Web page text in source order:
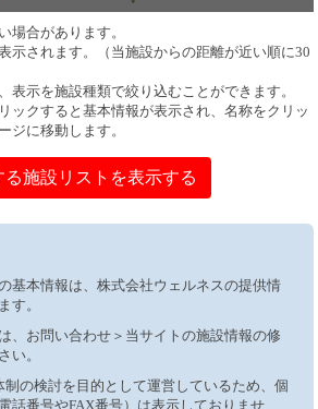
場合があります。
示されます。（当施設からの距離が近い順に30
表示を施設種類で絞り込むことができます。
ックすると基本情報が表示され、名称をクリッ
ジに移動します。
施設リストを表示する
基本情報は、株式会社ウェルネスの提供情
す。
、お問い合わせ＞当サイトの施設情報の修
い。
制の検討を目的として運営しているため、個
話番号やFAX番号）は表示しておりませ